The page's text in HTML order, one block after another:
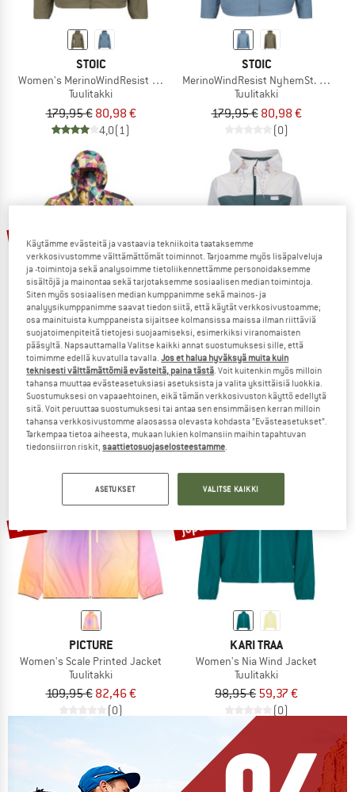
STOIC
Women's MerinoWindResist NyhemSt. Jacket with Hood
Tuulitakki
179,95 € 80,98 €
4,0(1)
STOIC
MerinoWindResist NyhemSt. Jacket
Tuulitakki
179,95 € 80,98 €
(0)
30%
PASSENGER
Women's Viento Windshell Anorak
Tuulitakki
109,95 €76,97 €
(0)
jopa 35%
IRIEDAILY
Women's Veruschka Spice Jacket
Vapaa-ajan takki
119,95 €77,97 €
(0)
25%
PICTURE
Women's Scale Printed Jacket
Tuulitakki
109,95 € 82,46 €
(0)
jopa 40%
KARI TRAA
Women's Nia Wind Jacket
Tuulitakki
98,95 € 59,37 €
(0)
Käytämme evästeitä ja vastaavia tekniikoita taataksemme
verkkosivustomme välttämättömät toiminnot. Tarjoamme myös lisäpalveluja
ja -toimintoja sekä analysoimme tietoliikennettämme personoidaksemme
sisältöjä ja mainontaa sekä tarjotaksemme sosiaalisen median toimintoja.
Siten myös sosiaalisen median kumppanimme sekä mainos- ja
analyysikumppanimme saavat tiedon siitä, että käytät verkkosivustoamme;
osa mainituista kumppaneista sijaitsee kolmansissa maissa ilman riittäviä
suojatoimenpiteitä tietojesi suojaamiseksi, esimerkiksi viranomaisten
pääsyltä. Napsauttamalla Valitse kaikki annat suostumuksesi sille, että
toimimme edellä kuvatulla tavalla.Jos et halua hyväksyä muita kuin
teknisesti välttämättömiä evästeitä, paina tästä . Voit kuitenkin myös milloin
tahansa muuttaa evästeasetuksiasi asetuksista ja valita yksittäisiä luokkia.
Suostumuksesi on vapaaehtoinen, eikä tämän verkkosivuston käyttö edellytä
sitä. Voit peruuttaa suostumuksesi tai antaa sen ensimmäisen kerran milloin
tahansa verkkosivustomme alaosassa olevasta kohdasta ”Evästeasetukset”.
Tarkempaa tietoa aiheesta, mukaan lukien kolmansiin maihin tapahtuvan
tiedonsiirron riskit,saattietosuojaselosteestamme
ASETUKSET VALITSE KAIKKI